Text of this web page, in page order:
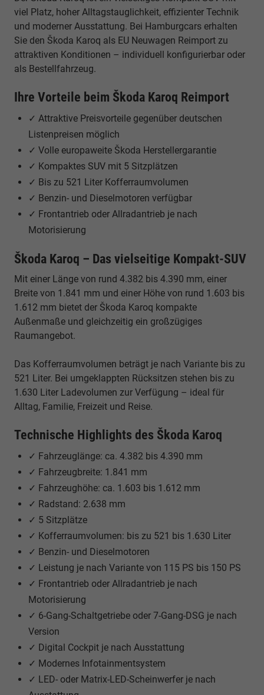
viel Platz, hoher Alltagstauglichkeit, effizienter Technik
und moderner Ausstattung. Bei Hamburgcars erhalten
Sie den Škoda Karoq als EU Neuwagen Reimport zu
attraktiven Konditionen – individuell konfigurierbar oder
als Bestellfahrzeug.
Ihre Vorteile beim Škoda Karoq Reimport
✓ Attraktive Preisvorteile gegenüber deutschen
Listenpreisen möglich
✓ Volle europaweite Škoda Herstellergarantie
✓ Kompaktes SUV mit 5 Sitzplätzen
✓ Bis zu 521 Liter Kofferraumvolumen
✓ Benzin- und Dieselmotoren verfügbar
✓ Frontantrieb oder Allradantrieb je nach
Motorisierung
Škoda Karoq – Das vielseitige Kompakt-SUV
Mit einer Länge von rund 4.382 bis 4.390 mm, einer
Breite von 1.841 mm und einer Höhe von rund 1.603 bis
1.612 mm bietet der Škoda Karoq kompakte
Außenmaße und gleichzeitig ein großzügiges
Raumangebot.
Das Kofferraumvolumen beträgt je nach Variante bis zu
521 Liter. Bei umgeklappten Rücksitzen stehen bis zu
1.630 Liter Ladevolumen zur Verfügung – ideal für
Alltag, Familie, Freizeit und Reise.
Technische Highlights des Škoda Karoq
✓ Fahrzeuglänge: ca. 4.382 bis 4.390 mm
✓ Fahrzeugbreite: 1.841 mm
✓ Fahrzeughöhe: ca. 1.603 bis 1.612 mm
✓ Radstand: 2.638 mm
✓ 5 Sitzplätze
✓ Kofferraumvolumen: bis zu 521 bis 1.630 Liter
✓ Benzin- und Dieselmotoren
✓ Leistung je nach Variante von 115 PS bis 150 PS
✓ Frontantrieb oder Allradantrieb je nach
Motorisierung
✓ 6-Gang-Schaltgetriebe oder 7-Gang-DSG je nach
Version
✓ Digital Cockpit je nach Ausstattung
✓ Modernes Infotainmentsystem
✓ LED- oder Matrix-LED-Scheinwerfer je nach